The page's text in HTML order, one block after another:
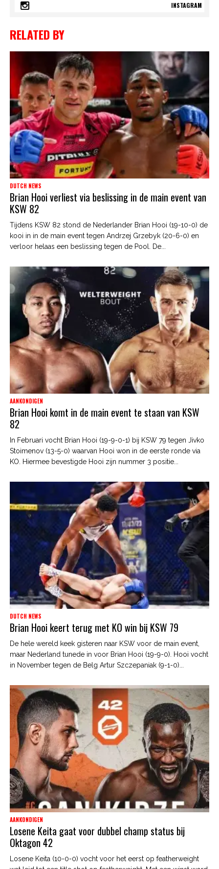
INSTAGRAM
RELATED BY
DUTCH NEWS
Brian Hooi verliest via beslissing in de main event van
KSW 82
Tijdens KSW 82 stond de Nederlander Brian Hooi (19-10-0) de
kooi in in de main event tegen Andrzej Grzebyk (20-6-0) en
verloor helaas een beslissing tegen de Pool. De...
AANKONDIGEN
Brian Hooi komt in de main event te staan van KSW
82
In Februari vocht Brian Hooi (19-9-0-1) bij KSW 79 tegen Jivko
Stoimenov (13-5-0) waarvan Hooi won in de eerste ronde via
KO. Hiermee bevestigde Hooi zijn nummer 3 positie...
DUTCH NEWS
Brian Hooi keert terug met KO win bij KSW 79
De hele wereld keek gisteren naar KSW voor de main event,
maar Nederland tunede in voor Brian Hooi (19-9-0). Hooi vocht
in November tegen de Belg Artur Szczepaniak (9-1-0)...
AANKONDIGEN
Losene Keita gaat voor dubbel champ status bij
Oktagon 42
Losene Keita (10-0-0) vocht voor het eerst op featherweight